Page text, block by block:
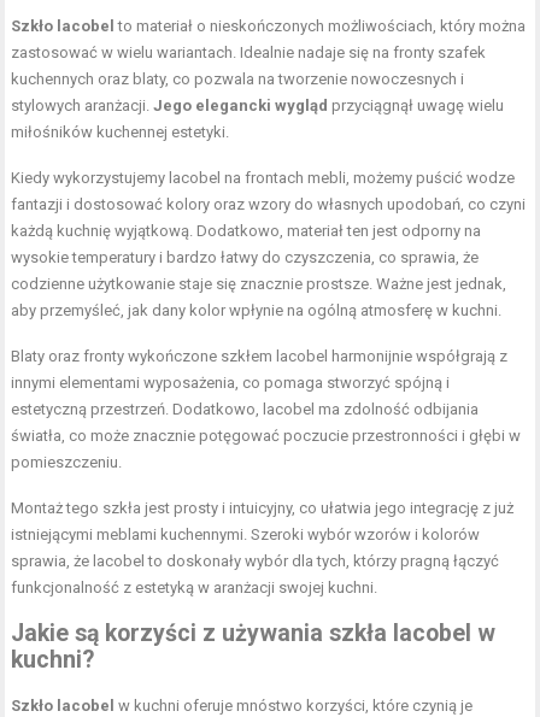
Szkło lacobel to materiał o nieskończonych możliwościach, który można
zastosować w wielu wariantach. Idealnie nadaje się na fronty szafek
kuchennych oraz blaty, co pozwala na tworzenie nowoczesnych i
stylowych aranżacji.Jego elegancki wygląd przyciągnął uwagę wielu
miłośników kuchennej estetyki.
Kiedy wykorzystujemy lacobel na frontach mebli, możemy puścić wodze
fantazji i dostosować kolory oraz wzory do własnych upodobań, co czyni
każdą kuchnię wyjątkową. Dodatkowo, materiał ten jest odporny na
wysokie temperatury i bardzo łatwy do czyszczenia, co sprawia, że
codzienne użytkowanie staje się znacznie prostsze. Ważne jest jednak,
aby przemyśleć, jak dany kolor wpłynie na ogólną atmosferę w kuchni.
Blaty oraz fronty wykończone szkłem lacobel harmonijnie współgrają z
innymi elementami wyposażenia, co pomaga stworzyć spójną i
estetyczną przestrzeń. Dodatkowo, lacobel ma zdolność odbijania
światła, co może znacznie potęgować poczucie przestronności i głębi w
pomieszczeniu.
Montaż tego szkła jest prosty i intuicyjny, co ułatwia jego integrację z już
istniejącymi meblami kuchennymi. Szeroki wybór wzorów i kolorów
sprawia, że lacobel to doskonały wybór dla tych, którzy pragną łączyć
funkcjonalność z estetyką w aranżacji swojej kuchni.
Jakie są korzyści z używania szkła lacobel w
kuchni?
Szkło lacobel w kuchni oferuje mnóstwo korzyści, które czynią je